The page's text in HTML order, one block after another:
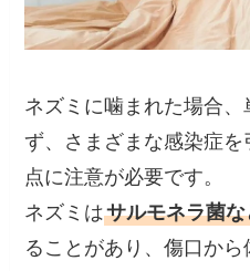
ネズミに噛まれた場合
ず、さまざまな感染症
点に注意が必要です。
ネズミはサルモネラ菌
ることがあり、傷口か